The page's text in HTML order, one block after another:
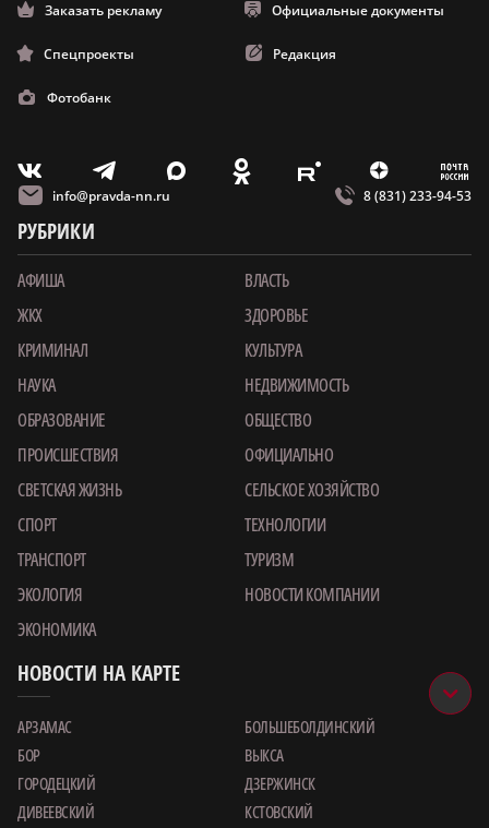
Заказать рекламу Официальные документы
Спецпроекты Редакция
Фотобанк
V T X O E Z m
info@pravda-nn.ru 8 (831) 233-94-53
РУБРИКИ
АФИША
ВЛАСТЬ
ЖКХ
ЗДОРОВЬЕ
КРИМИНАЛ
КУЛЬТУРА
НАУКА
НЕДВИЖИМОСТЬ
ОБРАЗОВАНИЕ
ОБЩЕСТВО
ПРОИСШЕСТВИЯ
ОФИЦИАЛЬНО
СВЕТСКАЯ ЖИЗНЬ
СЕЛЬСКОЕ ХОЗЯЙСТВО
СПОРТ
ТЕХНОЛОГИИ
ТРАНСПОРТ
ТУРИЗМ
ЭКОЛОГИЯ
НОВОСТИ КОМПАНИИ
ЭКОНОМИКА
НОВОСТИ НА КАРТЕ
АРЗАМАС
БОЛЬШЕБОЛДИНСКИЙ
БОР
ВЫКСА
ГОРОДЕЦКИЙ
ДЗЕРЖИНСК
ДИВЕЕВСКИЙ
КСТОВСКИЙ